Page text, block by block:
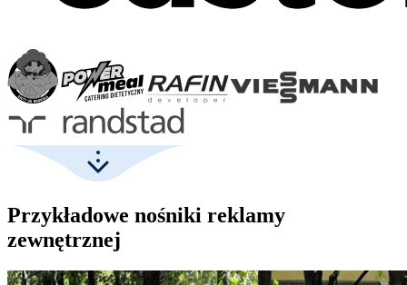
Przykładowe nośniki reklamy
zewnętrznej